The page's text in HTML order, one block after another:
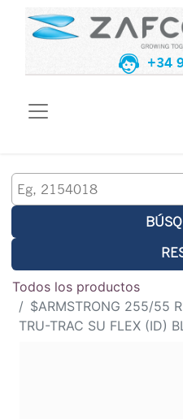
+34
Todos los productos
$ARMSTRONG 255/55
TRU-TRAC SU FLEX (ID)